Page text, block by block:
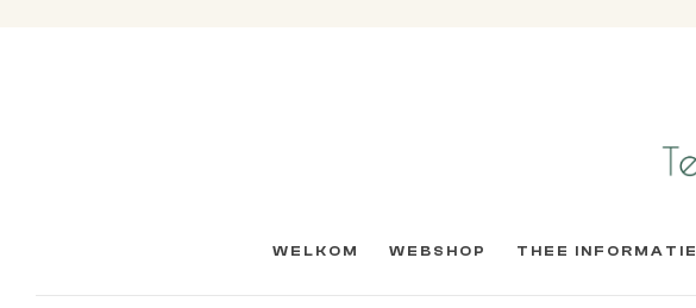
WELKOM WEBSHOP THEE INFORMATIE